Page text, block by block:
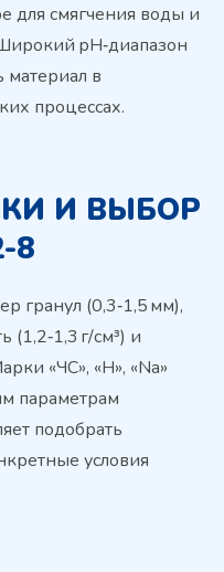
для смягчения воды и
pH‑диапазон
материал в
процессах.
И ВЫБОР
8
гранул (0,3‑1,5 мм),
(1,2‑1,3 г/см³) и
«ЧС», «Н», «Na»
параметрам
подобрать
условия